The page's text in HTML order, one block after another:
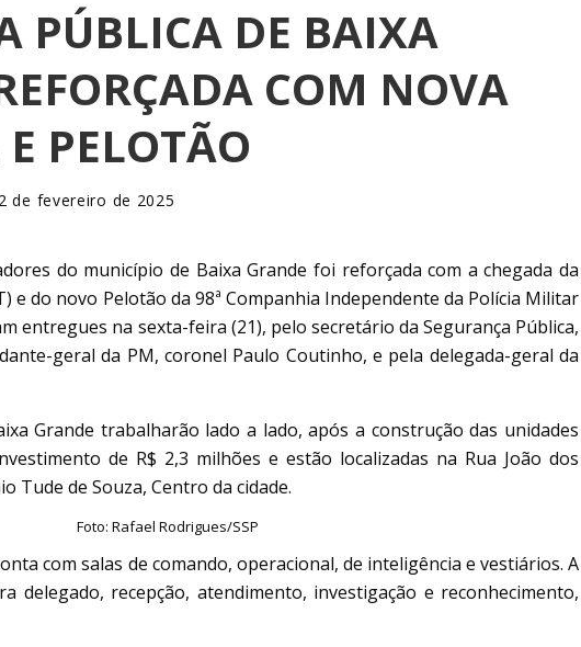
PÚBLICA DE BAIXA
COM NOVA
PELOTÃO
de fevereiro de 2025
do município de Baixa Grande foi reforçada com a chegada da
e do novo Pelotão da 98ª Companhia Independente da Polícia Militar
entregues na sexta-feira (21), pelo secretário da Segurança Pública,
geral da PM, coronel Paulo Coutinho, e pela delegada-geral da
Grande trabalharão lado a lado, após a construção das unidades
de R$ 2,3 milhões e estão localizadas na Rua João dos
Tude de Souza, Centro da cidade.
Foto: Rafael Rodrigues/SSP
com salas de comando, operacional, de inteligência e vestiários. A
delegado, recepção, atendimento, investigação e reconhecimento,